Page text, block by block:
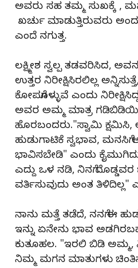
ಅವರು ಸಹ ತಮ್ಮ ಸುಖಕ್ಕೆ ,
ಖರ್ಚು ಮಾಡುತ್ತಿರುವರು
ಎಂದೆ ನಗುತ್ತ.
ಲಕ್ಷ್ಮೀಶ ಸ್ವಲ್ಪ ತಡವರಿಸಿದ,
ಉತ್ತರ ನಿರೀಕ್ಷಿಸಿರಲಿಲ್ಲ
ಕೋಪಗೊಳ್ಳುವೆ ಎಂದು
ಅವರ ಅಮ್ಮ ಮಾತ್ರ
ಹೊರಬಂದರು."ಸ್ವಾಮಿ ಕ್ಷಮಿಸಿ,
ಹುಡುಗಾಟಿಕೆ ಸ್ವಭಾವ, ಮನಸಿಗೆ
ಭಾವಿಸಬೇಡಿ" ಎಂದು ಕೈಮುಗಿದು,
ಎದ್ದು ಒಳ ನಡಿ, ನಿನಗೆ ದೊಡ್ಡವರ
ವರ್ತಿಸುವುದು ಅಂತ ತಿಳಿದಿಲ್ಲ"
ನಾನು ಮತ್ತೆ ತಡೆದೆ, ನನಗೆ ಈ
ಇನ್ನು ಏನೇನು ಭಾವ
ಕುತೂಹಲ. "ಇರಲಿ ಬಿಡಿ ಅಮ್ಮ,
ನಿಮ್ಮ ಮಗನ ಮಾತುಗಳು